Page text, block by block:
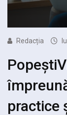
Redacția
practice